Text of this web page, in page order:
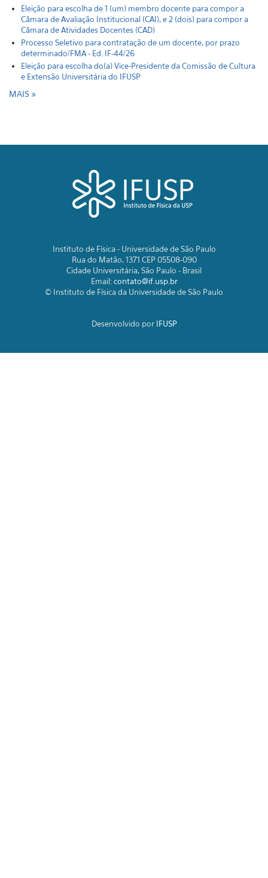
Eleição para escolha de 1 (um) membro docente para compor a
Câmara de Avaliação Institucional (CAI), e 2 (dois) para compor a
Câmara de Atividades Docentes (CAD)
Processo Seletivo para contratação de um docente, por prazo
determinado/FMA - Ed. IF-44/26
Eleição para escolha do(a) Vice-Presidente da Comissão de Cultura
e Extensão Universitária do IFUSP
MAIS
Instituto de Física - Universidade de São Paulo
Rua do Matão, 1371 CEP 05508-090
Cidade Universitária, São Paulo - Brasil
Email:contato@if.usp.br
© Instituto de Física da Universidade de São Paulo
Desenvolvido por IFUSP